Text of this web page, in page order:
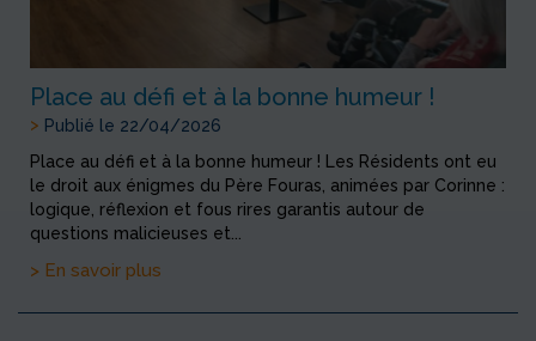
Place au défi et à la bonne humeur !
> Publié le 22/04/2026
Place au défi et à la bonne humeur ! Les Résidents ont eu
le droit aux énigmes du Père Fouras, animées par Corinne :
logique, réflexion et fous rires garantis autour de
questions malicieuses et...
> En savoir plus